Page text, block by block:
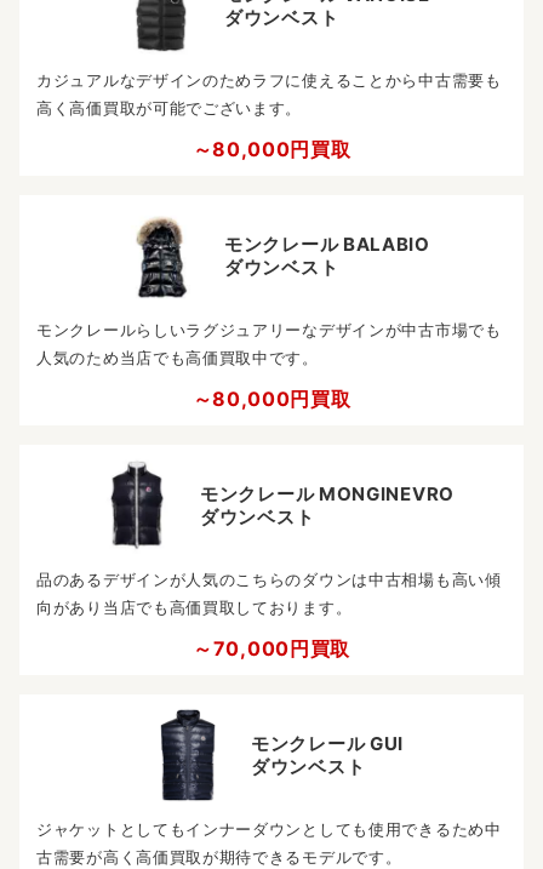
ダウンベスト
カジュアルなデザインのためラフに使えることから中古需要も
高く高価買取が可能でございます。
～80,000円買取
モンクレール BALABIO
ダウンベスト
モンクレールらしいラグジュアリーなデザインが中古市場でも
人気のため当店でも高価買取中です。
～80,000円買取
モンクレール MONGINEVRO
ダウンベスト
品のあるデザインが人気のこちらのダウンは中古相場も高い傾
向があり当店でも高価買取しております。
～70,000円買取
モンクレール GUI
ダウンベスト
ジャケットとしてもインナーダウンとしても使用できるため中
古需要が高く高価買取が期待できるモデルです。